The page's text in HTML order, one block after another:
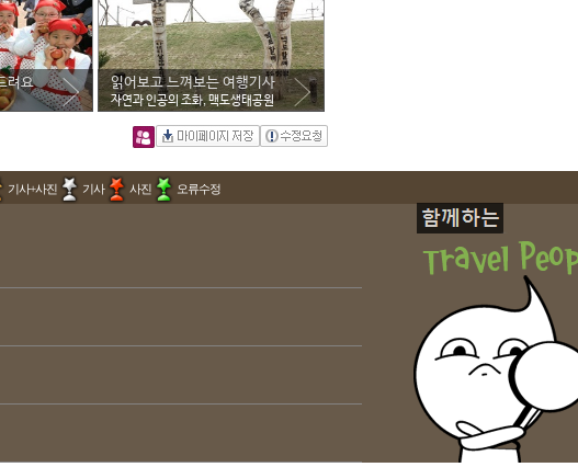
려요 읽어보고 느껴보는 여행기사
자연과 인공의 조화, 맥도생태공원
기사+사진 기사 사진 오류수정